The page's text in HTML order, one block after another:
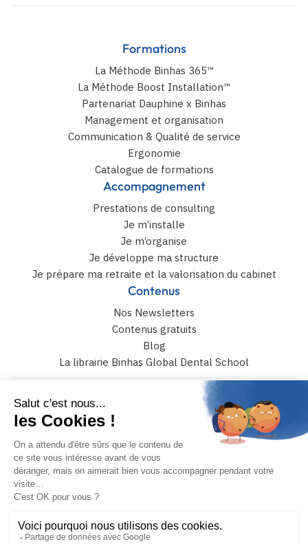
Formations
La Méthode Binhas 365™
La Méthode Boost Installation™
Partenariat Dauphine x Binhas
Management et organisation
Communication & Qualité de service
Ergonomie
Catalogue de formations
Accompagnement
Prestations de consulting
Je m’installe
Je m’organise
Je développe ma structure
Je prépare ma retraite et la valorisation du cabinet
Contenus
Nos Newsletters
Contenus gratuits
Blog
La librairie Binhas Global Dental School
6 rue Catulle Mendès 75017 paris
+33 (0)4 42 108 108
JE PRENDS RENDEZ-VOUS
MON COMPTE
Binhas © 2026 – Tous droits réservés